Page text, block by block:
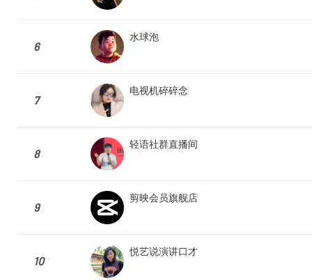
6
水球泡
7
电视机碎碎念
8
轻语社群直播间
9
剪映会员旗舰店
10
悦艺说演讲口才